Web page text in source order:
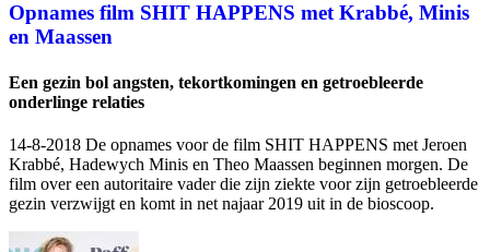
Opnames film SHIT HAPPENS met Krabbé, Minis
en Maassen
Een gezin bol angsten, tekortkomingen en getroebleerde
onderlinge relaties
14-8-2018 De opnames voor de film SHIT HAPPENS met Jeroen
Krabbé, Hadewych Minis en Theo Maassen beginnen morgen. De
film over een autoritaire vader die zijn ziekte voor zijn getroebleerde
gezin verzwijgt en komt in net najaar 2019 uit in de bioscoop.